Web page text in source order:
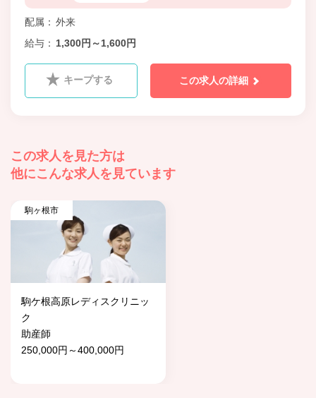
配属
外来
給与
1,300円～1,600円
キープする この求人の詳細
この求人を見た方は
他にこんな求人を見ています
駒ヶ根市
駒ケ根高原レディスクリニッ
ク
助産師
250,000円～400,000円